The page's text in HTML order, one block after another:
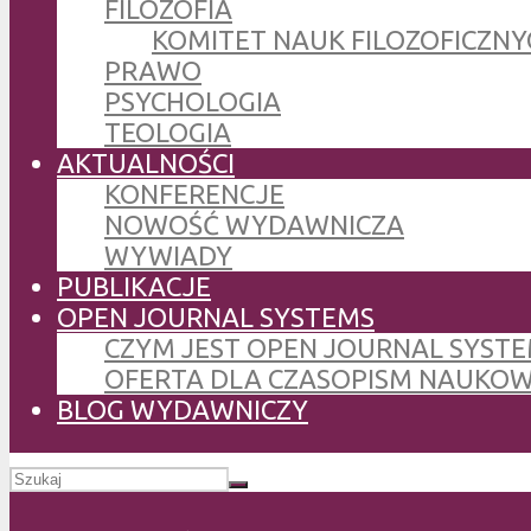
FILOZOFIA
KOMITET NAUK
PRAWO
PSYCHOLOGIA
TEOLOGIA
AKTUALNOŚCI
KONFERENCJE
NOWOŚĆ WYDAWNICZA
WYWIADY
PUBLIKACJE
OPEN JOURNAL SYSTEMS
CZYM JEST OPEN JOURNAL
OFERTA DLA CZASOPISM
BLOG WYDAWNICZY